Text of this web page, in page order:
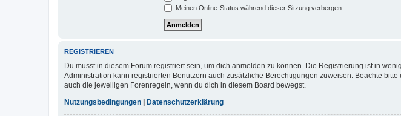
Meinen Online-Status während dieser Sitzung verbergen
REGISTRIEREN
Du musst in diesem Forum registriert sein, um dich anmelden zu können. Die Registrierung ist in
Administration kann registrierten Benutzern auch zusätzliche Berechtigungen zuweisen. Beachte
auch die jeweiligen Forenregeln, wenn du dich in diesem Board bewegst.
Nutzungsbedingungen | Datenschutzerklärung